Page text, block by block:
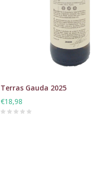
Terras Gauda 2025
€18,98